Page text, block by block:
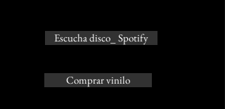
Escucha disco_ Spotify
Comprar vinilo